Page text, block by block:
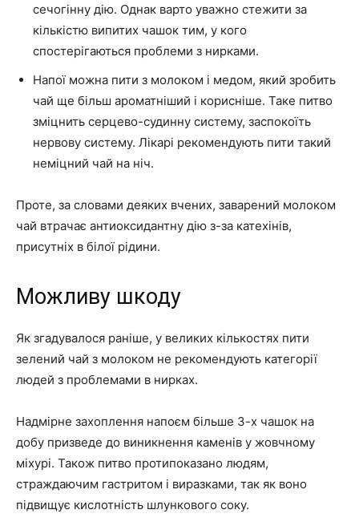
сечогінну дію. Однак варто уважно стежити за
кількістю випитих чашок тим, у кого
спостерігаються проблеми з нирками.
Напої можна пити з молоком і медом, який зробить
чай ще більш ароматніший і корисніше. Таке питво
зміцнить серцево-судинну систему, заспокоїть
нервову систему. Лікарі рекомендують пити такий
неміцний чай на ніч.
Проте, за словами деяких вчених, заварений молоком
чай втрачає антиоксидантну дію з-за катехінів,
присутніх в білої рідини.
Можливу шкоду
Як згадувалося раніше, у великих кількостях пити
зелений чай з молоком не рекомендують категорії
людей з проблемами в нирках.
Надмірне захоплення напоєм більше 3-х чашок на
добу призведе до виникнення каменів у жовчному
міхурі. Також питво протипоказано людям,
страждаючим гастритом і виразками, так як воно
підвищує кислотність шлункового соку.